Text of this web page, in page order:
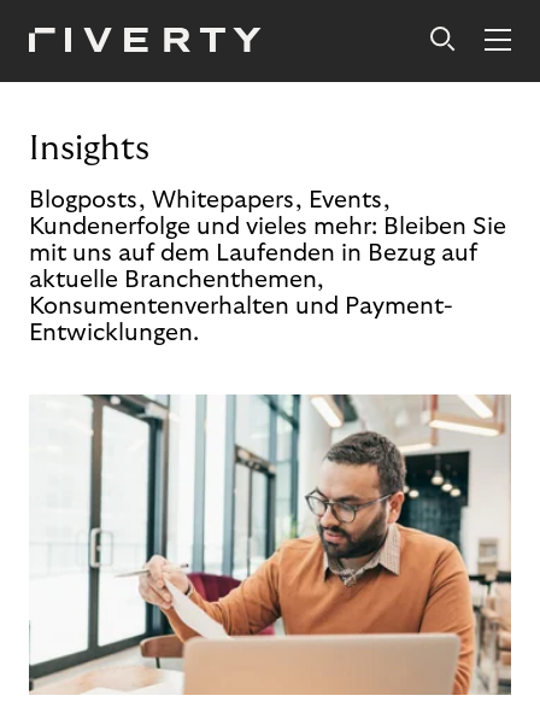
Insights
Blogposts, Whitepapers, Events,
Kundenerfolge und vieles mehr: Bleiben Sie
mit uns auf dem Laufenden in Bezug auf
aktuelle Branchenthemen,
Konsumentenverhalten und Payment-
Entwicklungen.